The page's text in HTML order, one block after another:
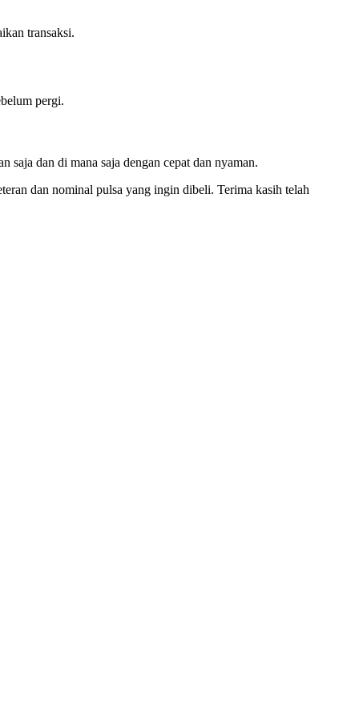
transaksi.
pergi.
dan di mana saja dengan cepat dan nyaman.
dan nominal pulsa yang ingin dibeli. Terima kasih telah